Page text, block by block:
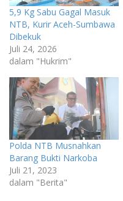
5,9 Kg Sabu Gagal Masuk
NTB, Kurir Aceh-Sumbawa
Dibekuk
Juli 24, 2026
dalam "Hukrim"
Polda NTB Musnahkan
Barang Bukti Narkoba
Juli 21, 2023
dalam "Berita"